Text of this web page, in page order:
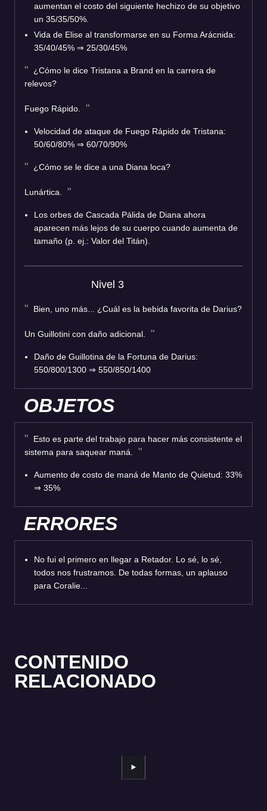
aumentan el costo del siguiente hechizo de su objetivo
un 35/35/50%.
Vida de Elise al transformarse en su Forma Arácnida:
35/40/45% ⇒ 25/30/45%
¿Cómo le dice Tristana a Brand en la carrera de
relevos?
Fuego Rápido.
Velocidad de ataque de Fuego Rápido de Tristana:
50/60/80% ⇒ 60/70/90%
¿Cómo se le dice a una Diana loca?
Lunártica.
Los orbes de Cascada Pálida de Diana ahora
aparecen más lejos de su cuerpo cuando aumenta de
tamaño (p. ej.: Valor del Titán).
Nivel 3
Bien, uno más... ¿Cuál es la bebida favorita de Darius?
Un Guillotini con daño adicional.
Daño de Guillotina de la Fortuna de Darius:
550/800/1300 ⇒ 550/850/1400
OBJETOS
Esto es parte del trabajo para hacer más consistente el
sistema para saquear maná.
Aumento de costo de maná de Manto de Quietud: 33%
⇒ 35%
ERRORES
No fui el primero en llegar a Retador. Lo sé, lo sé,
todos nos frustramos. De todas formas, un aplauso
para Coralie...
CONTENIDO
RELACIONADO